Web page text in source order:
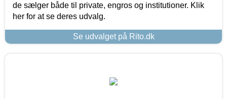
de sælger både til private, engros og institutioner. Klik
her for at se deres udvalg.
Se udvalget på Rito.dk